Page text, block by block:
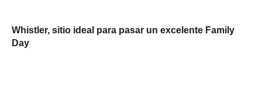
Whistler, sitio ideal para pasar un excelente Family
Day